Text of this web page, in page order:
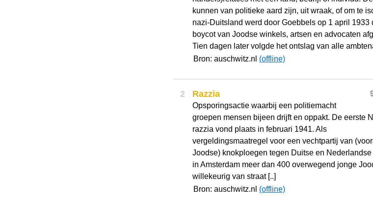
kunnen van politieke aard zijn, uit wraak, of om te
nazi-Duitsland werd door Goebbels op 1 april 1933
boycot van Joodse winkels, artsen en advocaten
Tien dagen later volgde het ontslag van alle
Bron: auschwitz.nl (offline)
2 Razzia
Opsporingsactie waarbij een politiemacht
groepen mensen bijeen drijft en oppakt. De eerste
razzia vond plaats in februari 1941. Als
vergeldingsmaatregel voor een vechtpartij van
Joodse) knokploegen tegen Duitse en Nederlandse
in Amsterdam meer dan 400 overwegend jonge
willekeurig van straat [..]
Bron: auschwitz.nl (offline)